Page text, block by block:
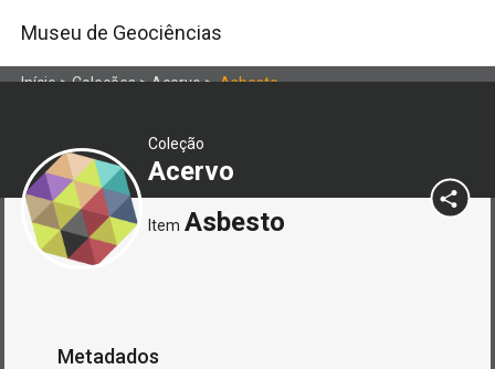
Museu de Geociências
Início>Coleções>Acervo>Asbesto
Coleção
Acervo
Item Asbesto
Metadados